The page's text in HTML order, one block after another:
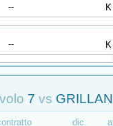
-- K
-- K
7 vs
dic.